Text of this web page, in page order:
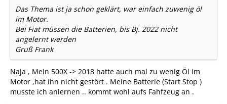
Das Thema ist ja schon geklärt, war einfach zuwenig öl
im Motor.
Bei Fiat müssen die Batterien, bis Bj. 2022 nicht
angelernt werden
Gruß Frank
Naja , Mein 500X -> 2018 hatte auch mal zu wenig Öl im
Motor ,hat ihn nicht gestört . Meine Batterie (Start Stop )
musste ich anlernen .. kommt wohl aufs Fahfzeug an .